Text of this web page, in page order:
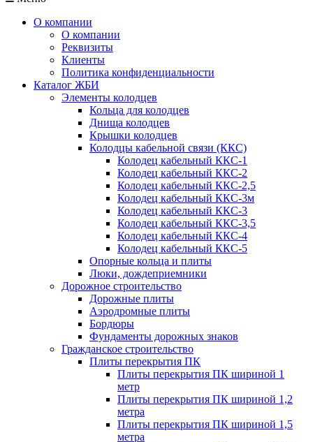
О компании
О компании
Реквизиты
Клиенты
Политика конфиденциальности
Каталог ЖБИ
Элементы колодцев
Кольца для колодцев
Днища колодцев
Крышки колодцев
Колодцы кабельной связи (ККС)
Колодец кабельный ККС-1
Колодец кабельный ККС-2
Колодец кабельный ККС-2,5
Колодец кабельный ККС-3м
Колодец кабельный ККС-3
Колодец кабельный ККС-3,5
Колодец кабельный ККС-4
Колодец кабельный ККС-5
Опорные кольца и плиты
Люки, дождеприемники
Дорожное строительство
Дорожные плиты
Аэродромные плиты
Бордюры
Фундаменты дорожных знаков
Гражданское строительство
Плиты перекрытия ПК
Плиты перекрытия ПК шириной 1
метр
Плиты перекрытия ПК шириной 1,2
метра
Плиты перекрытия ПК шириной 1,5
метра